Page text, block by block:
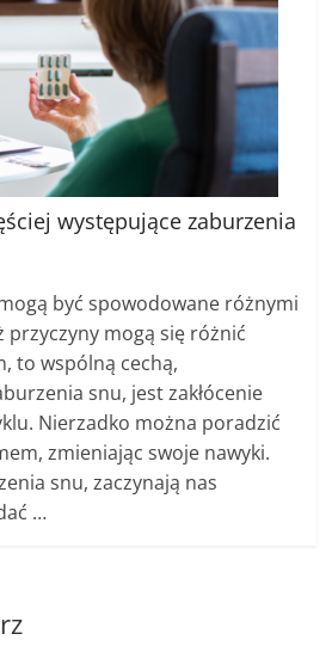
występujące zaburzenia
być spowodowane różnymi
przyczyny mogą się różnić
to wspólną cechą,
snu, jest zakłócenie
Nierzadko można poradzić
zmieniając swoje nawyki.
snu, zaczynają nas
…